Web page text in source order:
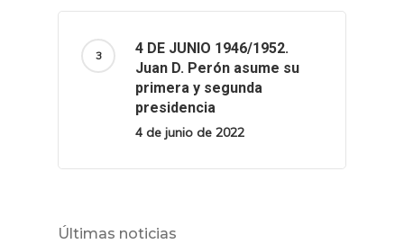
4 DE JUNIO 1946/1952.
Juan D. Perón asume su
primera y segunda
presidencia
4 de junio de 2022
Últimas noticias